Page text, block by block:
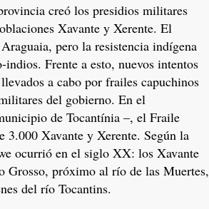
creó los presidios militares
Xavante y Xerente. El
pero la resistencia indígena
Frente a esto, nuevos intentos
a cabo por frailes capuchinos
del gobierno. En el
de Tocantínia –, el Fraile
3.000 Xavante y Xerente. Según la
ocurrió en el siglo XX: los Xavante
Grosso, próximo al río de las Muertes,
del río Tocantins.